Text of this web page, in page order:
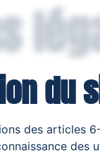
du
des articles